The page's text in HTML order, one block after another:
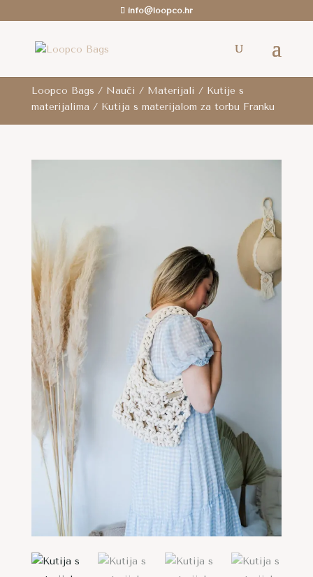
info@loopco.hr
Loopco Bags / Nauči / Materijali / Kutije s
materijalima / Kutija s materijalom za torbu Franku
ROK ZA SLANJE: 6-12 radnih dana.. /
eura i za cijelu EU za narudžbe iznad 100 eura.